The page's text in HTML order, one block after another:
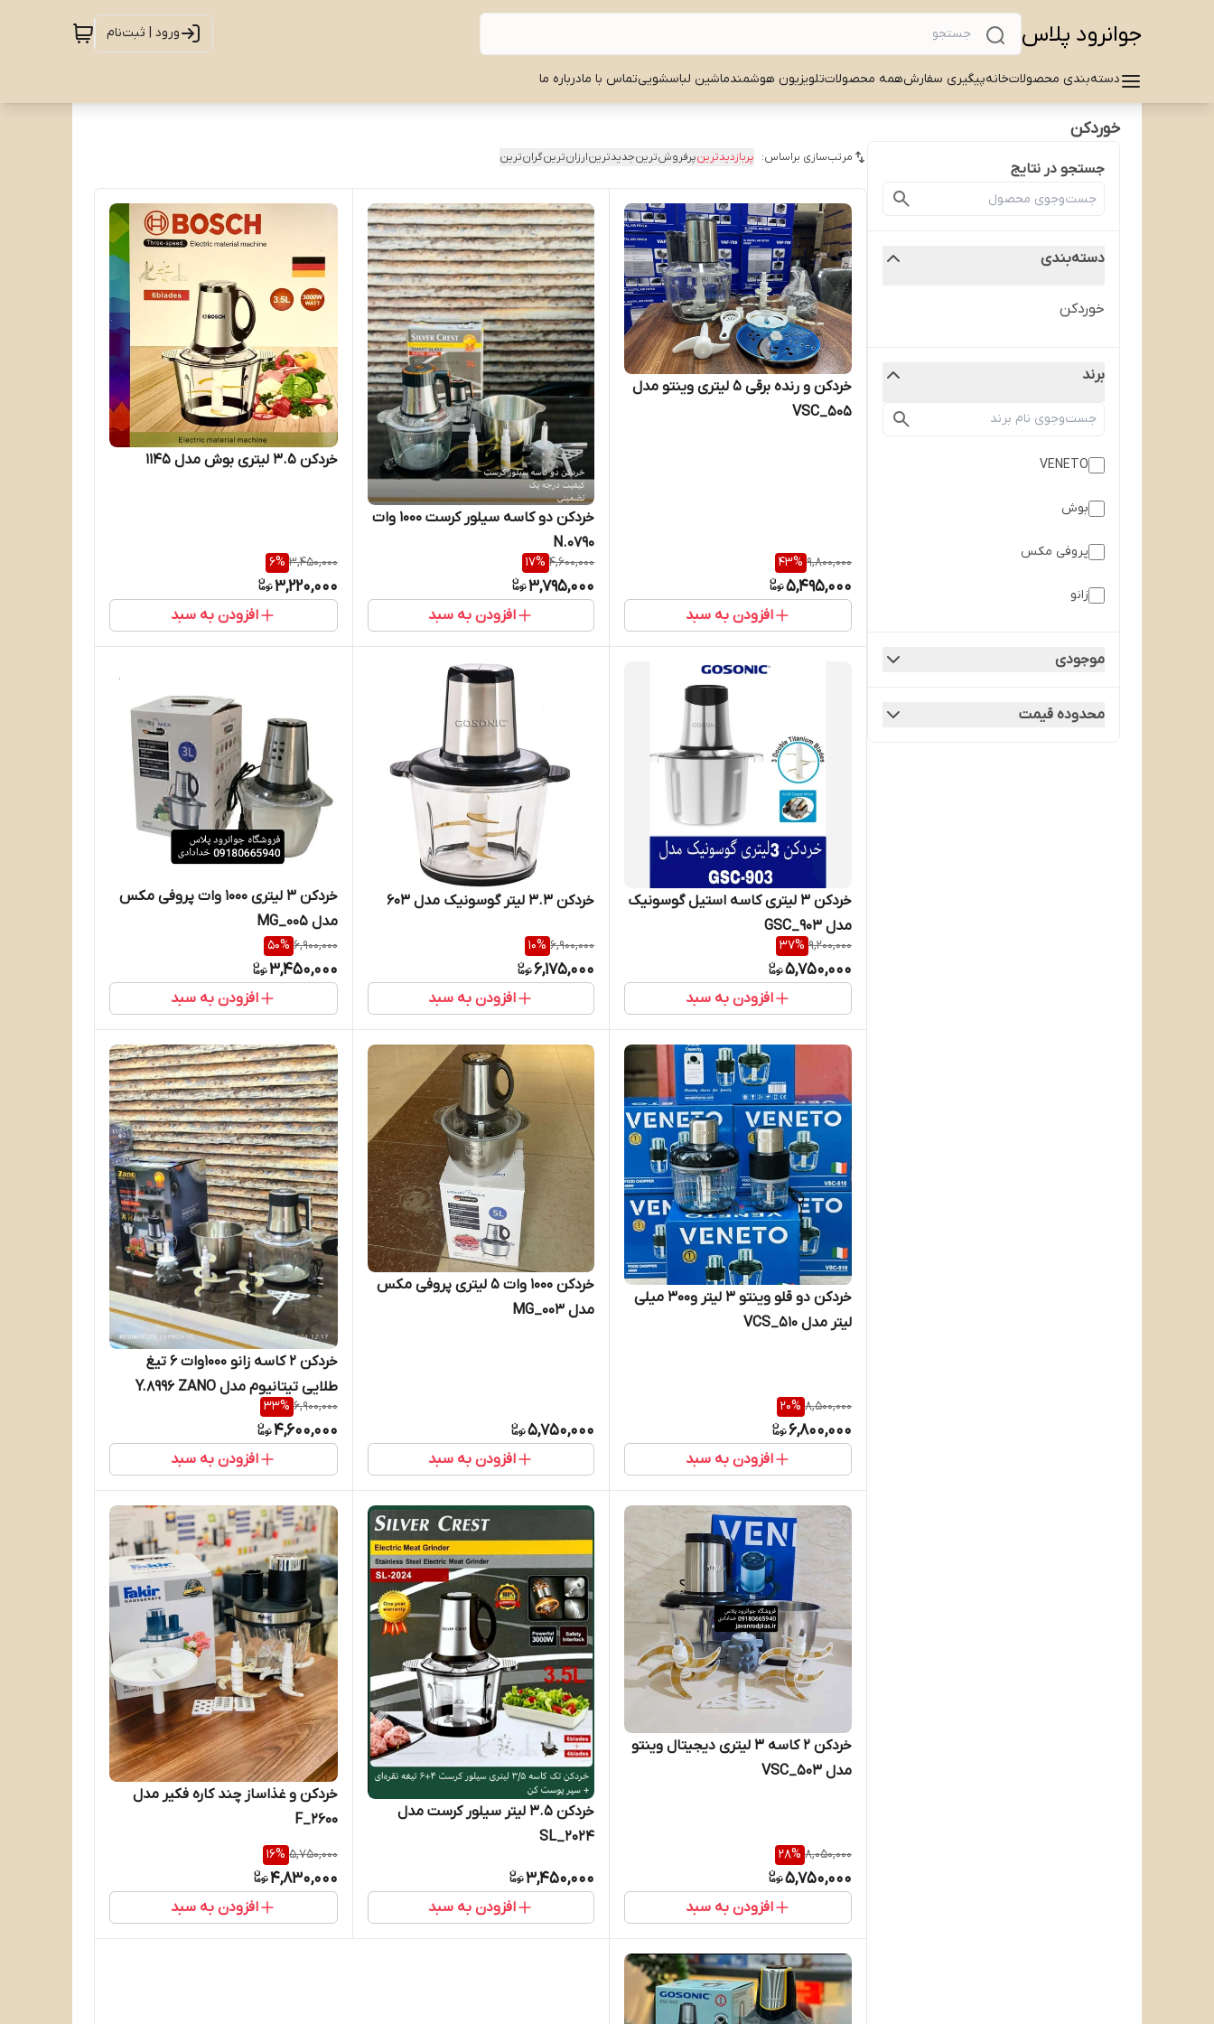
جوانرود پلاس ورود | ثبت‌نام
دسته‌بندی محصولاتخانهپیگیری سفارشهمه محصولاتتلویزیون هوشمندماشین لباسشوییتماس با مادرباره ما
خوردکن
جستجو در نتایج
دسته‌بندی
خوردکن
برند
VENETO
بوش
پروفی مکس
زانو
گوسونیک
موجودی
محدوده قیمت
مرتب‌سازی براساس: پربازدیدترینپرفروش‌ترینجدیدترینارزان‌ترینگران‌ترین
خردکن و رنده برقی ۵ لیتری وینتو مدل
VSC_505
9,800,000
43%
5,495,000
افزودن به سبد
خردکن دو کاسه سیلور کرست 1000 وات
N.0790
4,600,000
17%
3,795,000
افزودن به سبد
خردکن ۳.۵ لیتری بوش مدل ۱۱۴۵
3,450,000
6%
3,220,000
افزودن به سبد
خردکن ۳ لیتری کاسه استیل گوسونیک
مدل GSC_903
9,200,000
37%
5,750,000
افزودن به سبد
خردکن 3.3 لیتر گوسونیک مدل 603
6,900,000
10%
6,175,000
افزودن به سبد
خردکن ۳ لیتری 1000 وات پروفی مکس
مدل MG_005
6,900,000
50%
3,450,000
افزودن به سبد
خردکن دو قلو وینتو ۳ لیتر و۳۰۰ میلی
لیتر مدل VCS_510
8,500,000
20%
6,800,000
افزودن به سبد
خردکن 1000 وات ۵ لیتری پروفی مکس
مدل MG_003
5,750,000
افزودن به سبد
خردکن 2 کاسه زانو 1000وات 6 تیغ
طلایی تیتانیوم مدل Y.8996 ZANO
6,900,000
33%
4,600,000
افزودن به سبد
خردکن ۲ کاسه ۳ لیتری دیجیتال وینتو
مدل VSC_503
8,050,000
28%
5,750,000
افزودن به سبد
خردکن ۳.۵ لیتر سیلور کرست مدل
SL_2024
3,450,000
افزودن به سبد
خردکن و غذاساز چند کاره فکیر مدل
F_2600
5,750,000
16%
4,830,000
افزودن به سبد